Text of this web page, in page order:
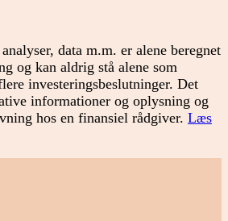
data m.m. er alene beregnet
og kan aldrig stå alene som
investeringsbeslutninger. Det
informationer og oplysning og
hos en finansiel rådgiver. Læs